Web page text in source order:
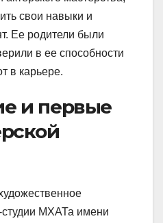
свои навыки и
Ее родители были
в ее способности
в карьере.
и первые
МХАТа имени